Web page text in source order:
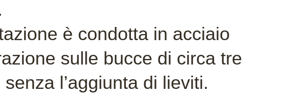
è condotta in acciaio
sulle bucce di circa tre
l’aggiunta di lieviti.